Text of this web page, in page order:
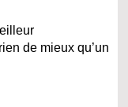
de mieux qu’un